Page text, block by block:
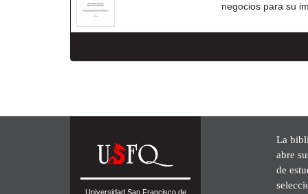
negocios para su
Universidad San Francisco de
La
abre
de